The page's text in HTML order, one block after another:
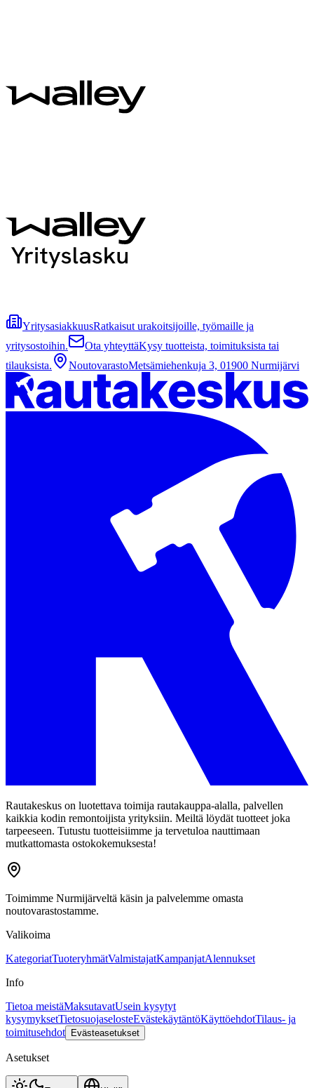
YritysasiakkuusRatkaisut urakoitsijoille, työmaille ja
yritysostoihin.
Ota yhteyttäKysy tuotteista, toimituksista tai
tilauksista.
NoutovarastoMetsämiehenkuja 3, 01900 Nurmijärvi
Rautakeskus on luotettava toimija rautakauppa-alalla, palvellen
kaikkia kodin remontoijista yrityksiin. Meiltä löydät tuotteet joka
tarpeeseen. Tutustu tuotteisiimme ja tervetuloa nauttimaan
mutkattomasta ostokokemuksesta!
Toimimme Nurmijärveltä käsin ja palvelemme omasta
noutovarastostamme.
Valikoima
KategoriatTuoteryhmätValmistajatKampanjatAlennukset
Info
Tietoa meistäMaksutavatUsein kysytyt
kysymyksetTietosuojaselosteEvästekäytäntöKäyttöehdotTilaus- ja
toimitusehdot Evästeasetukset
Asetukset